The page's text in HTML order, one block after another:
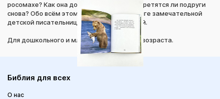
росомахе? Как она доберётся домой? Встретятся ли подруги
снова? Обо всём этом читайте в новой книге замечательной
детской писательницы Елены Люкмановой.
Для дошкольного и младшего школьного возраста.
Библия для всех
О нас